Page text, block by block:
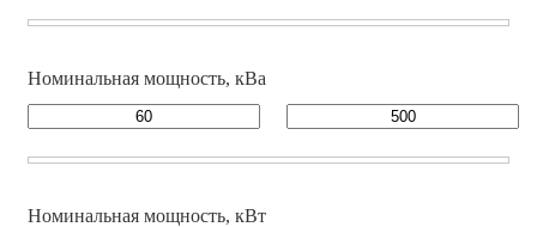
Номинальная мощность, кВа
Номинальная мощность, кВт